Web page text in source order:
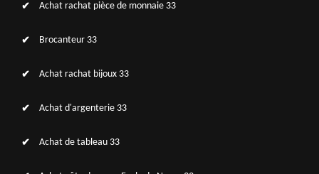
Achat rachat pièce de monnaie 33
Brocanteur 33
Achat rachat bijoux 33
Achat d'argenterie 33
Achat de tableau 33